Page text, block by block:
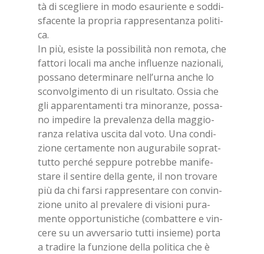
tà di sce­glie­re in modo esau­rien­te e sod­di­
sfa­cen­te la pro­pria rap­pre­sen­tan­za po­li­ti­
ca.
In più, esi­ste la pos­si­bi­li­tà non re­mo­ta, che
fat­to­ri lo­ca­li ma an­che in­fluen­ze na­zio­na­li,
pos­sa­no de­ter­mi­na­re nel­l’ur­na an­che lo
scon­vol­gi­men­to di un ri­sul­ta­to. Os­sia che
gli ap­pa­ren­ta­men­ti tra mi­no­ran­ze, pos­sa­
no im­pe­di­re la pre­va­len­za del­la mag­gio­
ran­za re­la­ti­va usci­ta dal voto. Una con­di­
zio­ne cer­ta­men­te non au­gu­ra­bi­le so­prat­
tut­to per­ché sep­pu­re po­treb­be ma­ni­fe­
sta­re il sen­ti­re del­la gen­te, il non tro­va­re
più da chi far­si rap­pre­sen­ta­re con con­vin­
zio­ne uni­to al pre­va­le­re di vi­sio­ni pu­ra­
men­te op­por­tu­ni­sti­che (com­bat­te­re e vin­
ce­re su un av­ver­sa­rio tut­ti in­sie­me) por­ta
a tra­di­re la fun­zio­ne del­la po­li­ti­ca che è